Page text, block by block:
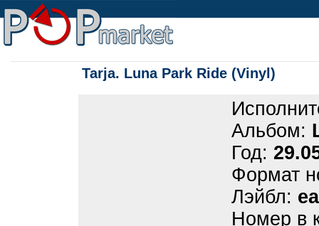
Tarja. Luna Park Ride (Vinyl)
Альбом:
Год:
Формат
Лэйбл:
Номер в